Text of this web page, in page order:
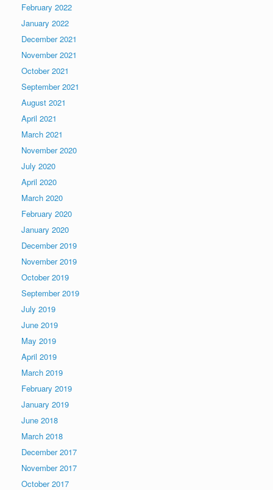
February 2022
January 2022
December 2021
November 2021
October 2021
September 2021
August 2021
April 2021
March 2021
November 2020
July 2020
April 2020
March 2020
February 2020
January 2020
December 2019
November 2019
October 2019
September 2019
July 2019
June 2019
May 2019
April 2019
March 2019
February 2019
January 2019
June 2018
March 2018
December 2017
November 2017
October 2017